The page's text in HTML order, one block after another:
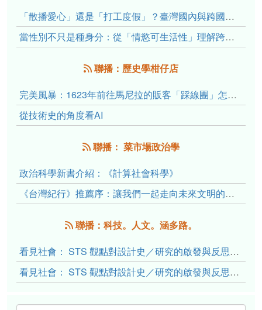
「散播愛心」還是「打工度假」？臺灣國內與跨國捐卵的利他修辭、金錢動機與身體代價
當性別不只是種身分：從「情慾可生活性」理解跨性別者的身體、慾望與認同探索
聯播：歷史學柑仔店
完美風暴：1623年前往馬尼拉的販客「踩線團」怎麼會困死於澎湖?
從技術史的角度看AI
聯播： 菜市場政治學
政治科學新書介紹：《計算社會科學》
《台灣紀行》推薦序：讓我們一起走向未來文明的備忘錄
聯播：科技。人文。涵多路。
看見社會： STS 觀點對設計史／研究的啟發與反思（下）
看見社會： STS 觀點對設計史／研究的啟發與反思（上）